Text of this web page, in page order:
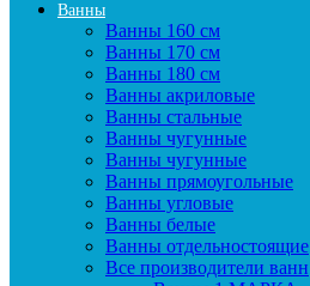
Ванны
Ванны 160 см
Ванны 170 см
Ванны 180 см
Ванны акриловые
Ванны стальные
Ванны чугунные
Ванны чугунные
Ванны прямоугольные
Ванны угловые
Ванны белые
Ванны отдельностоящие
Все производители ванн